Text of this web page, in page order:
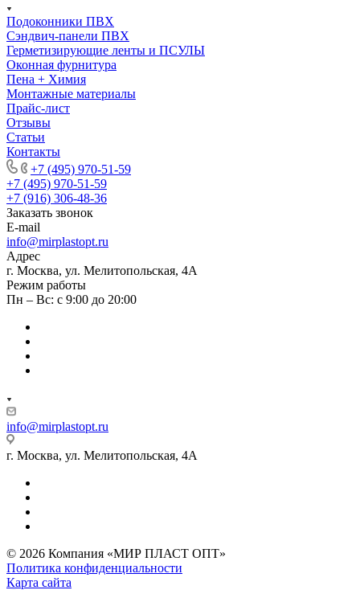
Подоконники ПВХ
Сэндвич-панели ПВХ
Герметизирующие ленты и ПСУЛЫ
Оконная фурнитура
Пена + Химия
Монтажные материалы
Прайс-лист
Отзывы
Статьи
Контакты
+7 (495) 970-51-59
+7 (495) 970-51-59
+7 (916) 306-48-36
Заказать звонок
E-mail
info@mirplastopt.ru
Адрес
г. Москва, ул. Мелитопольская, 4А
Режим работы
Пн – Вс: с 9:00 до 20:00
info@mirplastopt.ru
г. Москва, ул. Мелитопольская, 4А
© 2026 Компания «МИР ПЛАСТ ОПТ»
Политика конфиденциальности
Карта сайта